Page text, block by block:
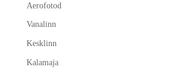
Aerofotod
Vanalinn
Kesklinn
Kalamaja